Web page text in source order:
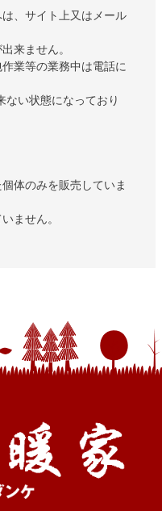
、サイト上又はメール
来ません。
業等の業務中は電話に
ない状態になっており
体のみを販売していま
ません。